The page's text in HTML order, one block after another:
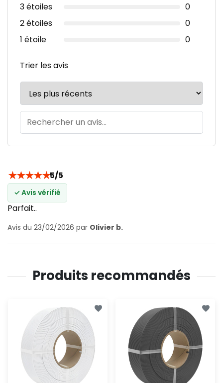
3 étoiles
0
2 étoiles
0
1 étoile
0
Trier les avis
★★★★★5/5
✓ Avis vérifié
Parfait..
Avis du 23/02/2026 par Olivier b.
Produits recommandés